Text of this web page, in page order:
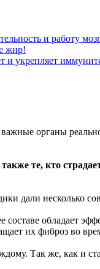
и работу
жир!
и укрепляет
органы
те, кто
дали несколько
составе обладает
их фиброз во
Так же, как и